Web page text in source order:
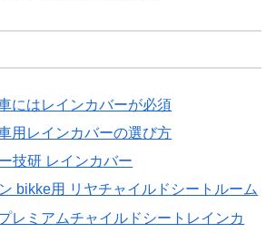
にはレインカバーが必須
用レインカバーの選び方
技研 レインカバー
bikke用 リヤチャイルドシートルーム
レミアムチャイルドシートレインカ